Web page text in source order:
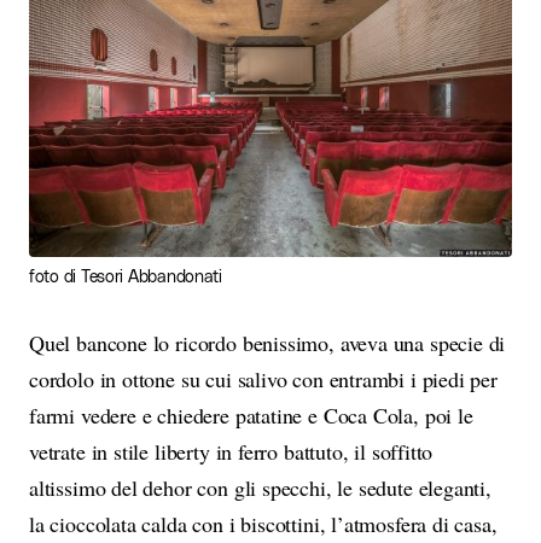
foto di Tesori Abbandonati
Quel bancone lo ricordo benissimo, aveva una specie di
cordolo in ottone su cui salivo con entrambi i piedi per
farmi vedere e chiedere patatine e Coca Cola, poi le
vetrate in stile liberty in ferro battuto, il soffitto
altissimo del dehor con gli specchi, le sedute eleganti,
la cioccolata calda con i biscottini, l’atmosfera di casa,